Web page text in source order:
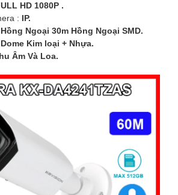
HD 1080P .
: IP.
Hồng Ngoại 30m Hồng Ngoại SMD.
Dome Kim loại + Nhựa.
Âm Và Loa.